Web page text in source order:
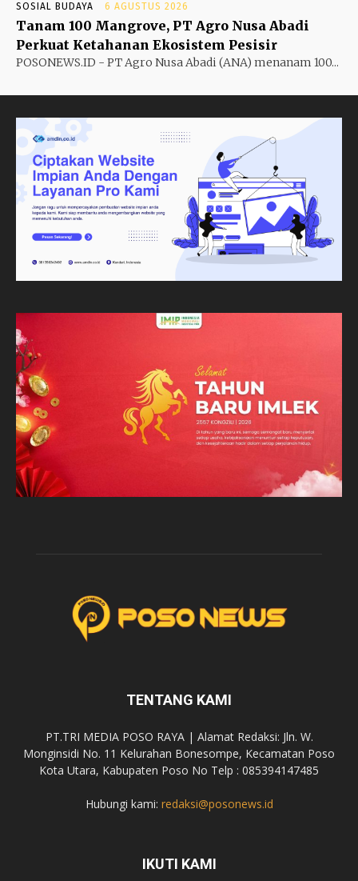
SOSIAL BUDAYA 6 AGUSTUS 2026
Tanam 100 Mangrove, PT Agro Nusa Abadi
Perkuat Ketahanan Ekosistem Pesisir
POSONEWS.ID - PT Agro Nusa Abadi (ANA) menanam 100...
TENTANG KAMI
PT.TRI MEDIA POSO RAYA | Alamat Redaksi: Jln. W.
Monginsidi No. 11 Kelurahan Bonesompe, Kecamatan Poso
Kota Utara, Kabupaten Poso No Telp : 085394147485
Hubungi kami: redaksi@posonews.id
IKUTI KAMI